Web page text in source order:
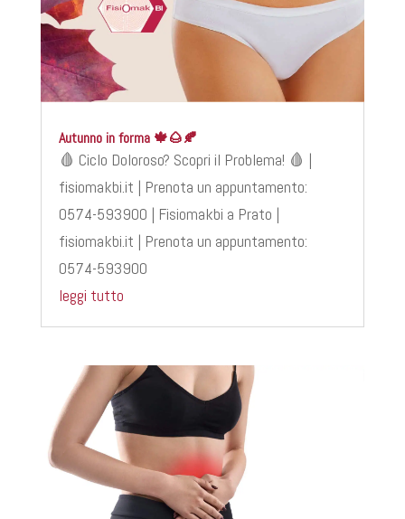
Autunno in forma 🍁🌰🍂
🩸 Ciclo Doloroso? Scopri il Problema! 🩸 |
fisiomakbi.it | Prenota un appuntamento:
0574-593900 | Fisiomakbi a Prato |
fisiomakbi.it | Prenota un appuntamento:
0574-593900
leggi tutto